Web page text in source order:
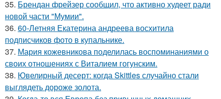
35. Брендан фрейзер сообщил, что активно худеет ради
новой части "Мумии".
36. 60-Летняя Екатерина андреева восхитила
подписчиков фото в купальнике.
37. Мария кожевникова поделилась воспоминаниями о
своих отношениях с Виталием гогунским.
38. Ювелирный десерт: когда Skittles случайно стали
выглядеть дороже золота.